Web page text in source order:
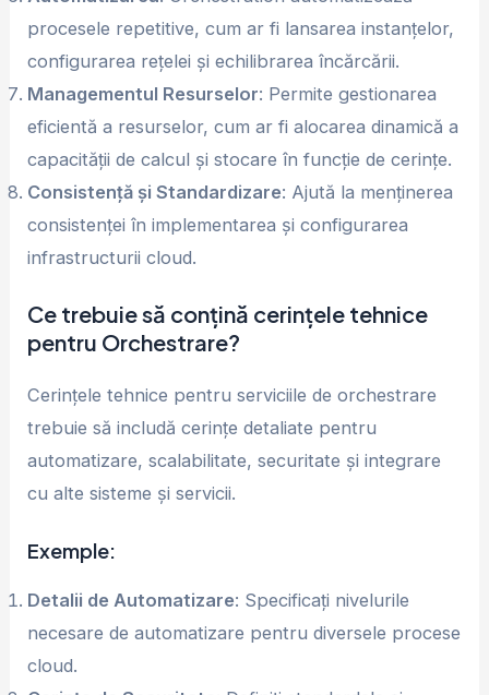
procesele repetitive, cum ar fi lansarea instanțelor,
configurarea rețelei și echilibrarea încărcării.
Managementul Resurselor: Permite gestionarea
eficientă a resurselor, cum ar fi alocarea dinamică a
capacității de calcul și stocare în funcție de cerințe.
Consistență și Standardizare: Ajută la menținerea
consistenței în implementarea și configurarea
infrastructurii cloud.
Ce trebuie să conțină cerințele tehnice
pentru Orchestrare?
Cerințele tehnice pentru serviciile de orchestrare
trebuie să includă cerințe detaliate pentru
automatizare, scalabilitate, securitate și integrare
cu alte sisteme și servicii.
Exemple:
Detalii de Automatizare: Specificați nivelurile
necesare de automatizare pentru diversele procese
cloud.